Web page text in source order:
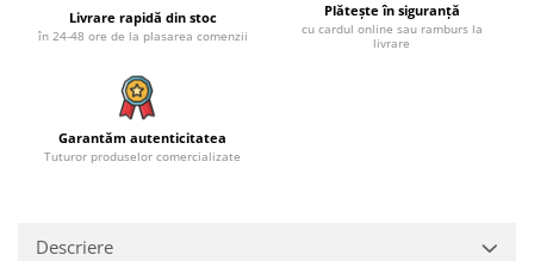
Livrare rapidă din stoc
în 24-48 ore de la plasarea comenzii
Plătește în siguranță
cu cardul online sau ramburs la
livrare
Garantăm autenticitatea
Tuturor produselor comercializate
Descriere